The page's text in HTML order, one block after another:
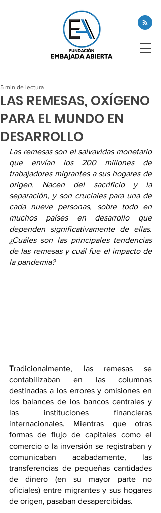
LAS REMESAS, OXÍGENO
PARA EL MUNDO EN
DESARROLLO
5 min de lectura
Las remesas son el salvavidas monetario
que envían los 200 millones de
trabajadores migrantes a sus hogares de
origen. Nacen del sacrificio y la
separación, y son cruciales para una de
cada nueve personas, sobre todo en
muchos países en desarrollo que
dependen significativamente de ellas.
¿Cuáles son las principales tendencias
de las remesas y cuál fue el impacto de
la pandemia?
Tradicionalmente, las remesas se
contabilizaban en las columnas
destinadas a los errores y omisiones en
los balances de los bancos centrales y
las instituciones financieras
internacionales. Mientras que otras
formas de flujo de capitales como el
comercio o la inversión se registraban y
comunicaban acabadamente, las
transferencias de pequeñas cantidades
de dinero (en su mayor parte no
oficiales) entre migrantes y sus hogares
de origen, pasaban desapercibidas.